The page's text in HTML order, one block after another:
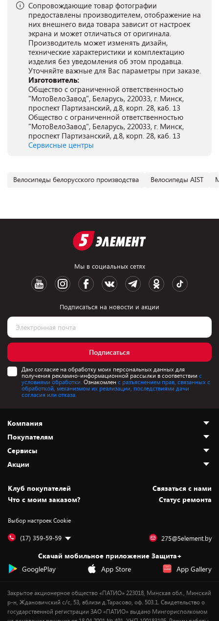
Сопровождающие товар фотографии
предоставлены производителем, отображение на
них внешнего вида товара зависит от настроек
экрана и может отличаться от оригинала.
Производитель может изменять дизайн,
технические характеристики и комплектацию
изделия без уведомления об этом продавца.
Уточняйте важные для Вас параметры при заказе.
Изготовитель:
Общество с ограниченной ответственностью
"МотоВелоЗавод", Беларусь, 220033, г. Минск,
проспект Партизанский, д.8, корп. 28, каб. 13
Общество с ограниченной ответственностью
"МотоВелоЗавод", Беларусь, 220033, г. Минск,
проспект Партизанский, д.8, корп. 28, каб. 13
Сервисные центры
Велосипеды белорусского производства Велосипеды AIST
Мы в социальных сетях
Подписаться на новости и акции
Подписаться
Даю согласие на обработку моих персональных данных для
получения рекламно-информационной рассылки в соответствии с
условиями обработки. Ознакомлен с разъяснением прав, связанных с
обработкой, механизмом их реализации, последствиями дачи
согласия или отказа.
Компания
О нас
Адреса магазинов
Новости
Статьи и обзоры
Вакансии
Дай пять добру!
Покупателям
Как сделать заказ
Оплата и доставка
Безналичный расчёт
Обмен и возврат товара
Обработка персональных данных
Подарочные карты
Сервисы
Установка техники
Для игровых консолей
Для мобильных устройств
Для компьютеров
Сервисные центры
Акции
Скидки и промокоды
Белорусские товары
Бонусы
Оплата частями
Новинки
Клуб покупателей
Cвязаться с нами
Что с моим заказом?
Статус ремонта
Выбор настроек Cookie
(17) 359-59-59 275@5element.by
Скачай мобильное приложение Защита+
GooglePlay
App Store App Gallery
Закрытое акционерное общество «ПАТИО» 223018, Минская обл., Минский
р-н, Ждановичский с/с, 53, вблизи д.Тарасово, оф. 503.1. Свидетельство о
государственной регистрации ЗАО «ПАТИО» выдано Мингорисполкомом